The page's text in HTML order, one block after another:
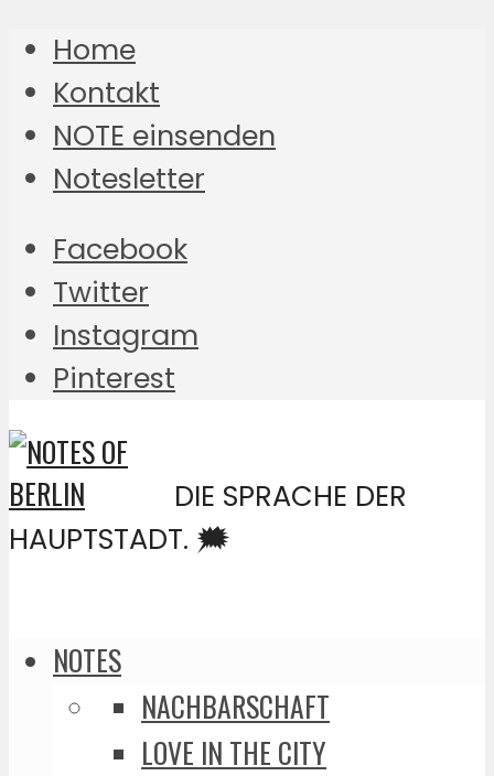
Home
Kontakt
NOTE einsenden
Notesletter
Facebook
Twitter
Instagram
Pinterest
DIE SPRACHE DER
HAUPTSTADT. 🗯️
NOTES
NACHBARSCHAFT
LOVE IN THE CITY